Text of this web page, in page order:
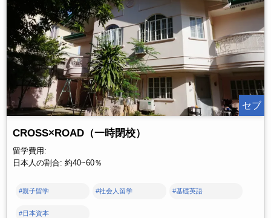
セブ
CROSS×ROAD（一時閉校）
留学費用:
日本人の割合: 約40~60％
#親子留学 #社会人留学 #基礎英語
#日本資本